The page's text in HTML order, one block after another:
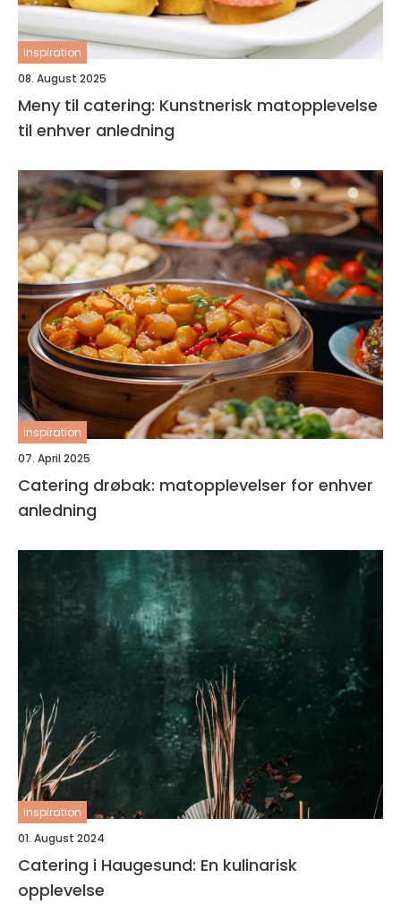
inspiration
08. August 2025
Meny til catering: Kunstnerisk matopplevelse
til enhver anledning
inspiration
07. April 2025
Catering drøbak: matopplevelser for enhver
anledning
inspiration
01. August 2024
Catering i Haugesund: En kulinarisk
opplevelse